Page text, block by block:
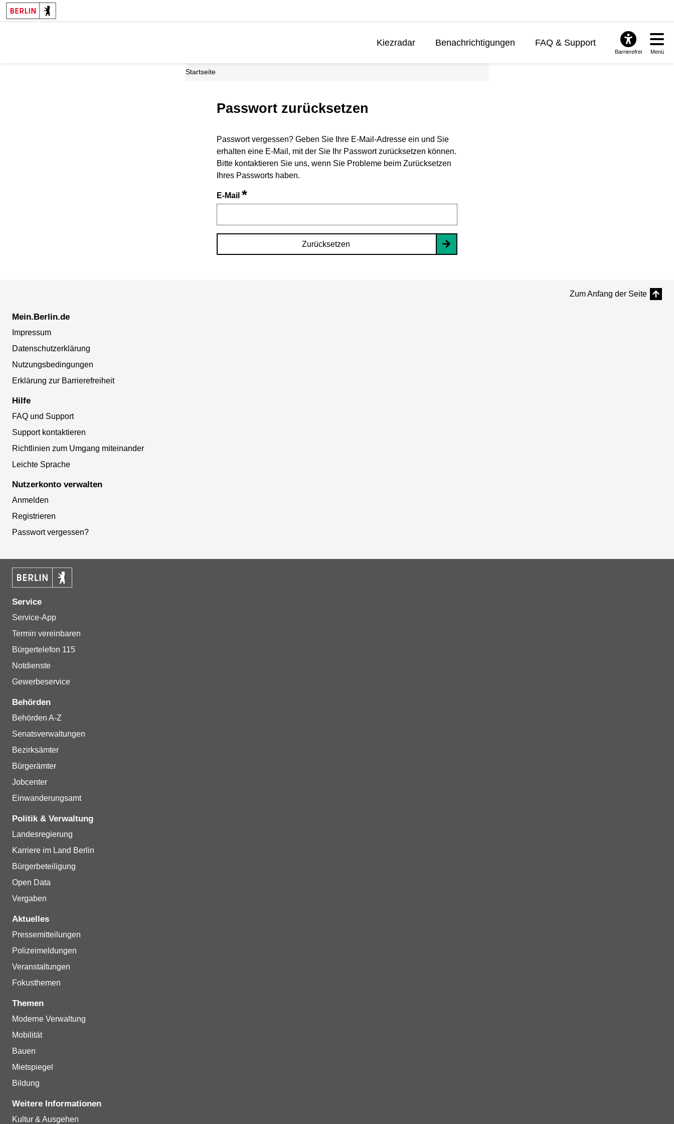
Kiezradar Benachrichtigungen FAQ & Support
Barrierefrei Menü
Startseite
Passwort zurücksetzen
Passwort vergessen? Geben Sie Ihre E-Mail-Adresse ein und Sie
erhalten eine E-Mail, mit der Sie Ihr Passwort zurücksetzen können.
Bitte kontaktieren Sie uns, wenn Sie Probleme beim Zurücksetzen
Ihres Passworts haben.
E-Mail *
Zurücksetzen
Zum Anfang der Seite
Mein.Berlin.de
Impressum
Datenschutzerklärung
Nutzungsbedingungen
Erklärung zur Barrierefreiheit
Hilfe
FAQ und Support
Support kontaktieren
Richtlinien zum Umgang miteinander
Leichte Sprache
Nutzerkonto verwalten
Anmelden
Registrieren
Passwort vergessen?
Service
Service-App
Termin vereinbaren
Bürgertelefon 115
Notdienste
Gewerbeservice
Behörden
Behörden A-Z
Senatsverwaltungen
Bezirksämter
Bürgerämter
Jobcenter
Einwanderungsamt
Politik & Verwaltung
Landesregierung
Karriere im Land Berlin
Bürgerbeteiligung
Open Data
Vergaben
Aktuelles
Pressemitteilungen
Polizeimeldungen
Veranstaltungen
Fokusthemen
Themen
Moderne Verwaltung
Mobilität
Bauen
Mietspiegel
Bildung
Weitere Informationen
Kultur & Ausgehen